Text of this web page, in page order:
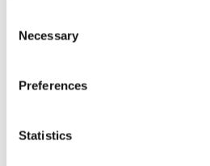
Selection
Necessary
Preferences
Statistics
Omdömen